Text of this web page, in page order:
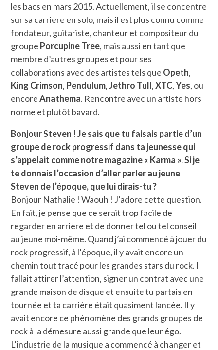
CRITIQUES
7.6
DUDE’S REV...
5.4
CLAN – A BE...
– HEL...
les bacs en mars 2015. Actuellement, il se concentre
sur sa carrière en solo, mais il est plus connu comme
fondateur, guitariste, chanteur et compositeur du
groupe Porcupine Tree, mais aussi en tant que
membre d’autres groupes et pour ses
collaborations avec des artistes tels que Opeth,
King Crimson, Pendulum,Jethro Tull,XTC,Yes, ou
encoreAnathema. Rencontre avec un artiste hors
norme et plutôt bavard.
Bonjour Steven ! Je sais que tu faisais partie d’un
groupe de rock progressif dans ta jeunesse qui
s’appelait comme notre magazine « Karma ». Si je
te donnais l’occasion d’aller parler au jeune
Steven de l’époque, que lui dirais-tu ?
Bonjour Nathalie ! Waouh ! J’adore cette question.
En fait, je pense que ce serait trop facile de
regarder en arrière et de donner tel ou tel conseil
au jeune moi-même. Quand j’ai commencé à jouer du
rock progressif, à l’époque, il y avait encore un
chemin tout tracé pour les grandes stars du rock. Il
fallait attirer l’attention, signer un contrat avec une
grande maison de disque et ensuite tu partais en
tournée et ta carrière était quasiment lancée. Il y
avait encore ce phénomène des grands groupes de
rock à la démesure aussi grande que leur égo.
L’industrie de la musique a commencé à changer et